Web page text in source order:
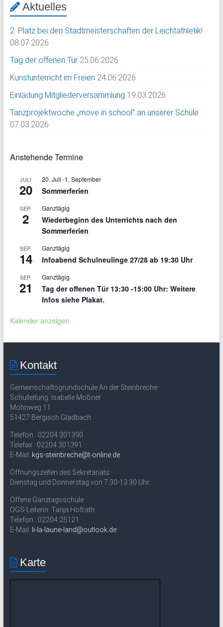
Aktuelles
2. Platz bei den Stadtmeisterschaften der Leichtathletik!
08.07.2026
Tag der offenen Tür 25.06.2026
Kunstunterricht im Freien 24.06.2026
Einladung Mitgliederversammlung 19.03.2026
Tanzprojektwoche „move in school“ an unserer Schule
07.03.2026
Anstehende Termine
JULI
20
20. Juli -1. September
Sommerferien
SEP.
2
Ganztägig
Wiederbeginn des Unterrichts nach den
Sommerferien
SEP.
14
Ganztägig
Infoabend Schulneulinge 27/28 ab 19:30 Uhr
SEP.
21
Ganztägig
Tag der offenen Tür 13:30 -15:00 Uhr: Weitere
Infos siehe Plakat.
Kalender anzeigen
Kontakt
Gemeinschaftsgrundschule An der Steinbreche
Schulleitung: Isabelle Moßner
Mohnweg 11
51427 Bergisch Gladbach
Telefon : 02204 301390
Telefax : 02204 301391
E-Mail: kgs-steinbreche@t-online.de
Öffnungszeiten des Sekretariats:
Dienstag und Donnerstag von 7:30-13:30 Uhr
Offene Ganztagsschule
OGS-Leiterin: Tanja Hofrath
Telefon : 02204 25121
E-Mail: li-la-laune-land@outlook.de
Karte